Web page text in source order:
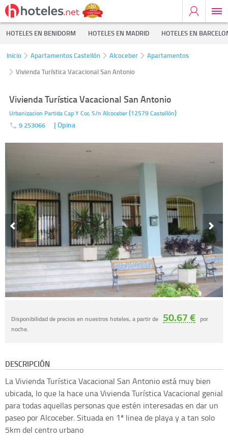
HOTELES EN BENIDORM HOTELES EN MADRID HOTELES EN
Inicio Apartamentos Castellón Alcoceber
Apartamentos
Vivienda Turística Vacacional San Antonio
Vivienda Turística Vacacional San Antonio
Urbanizacion Partida Cap Y Cor, S/n Alcoceber(12579Castellón)
9 253066 | Opina
Disponibilidad de precios en nuestros hoteles, a partir de 50.67 € por
noche.
DESCRIPCIÓN
La Vivienda Turística Vacacional San Antonio está muy bien
ubicada, lo que la hace una Vivienda Turística Vacacional genial
para todas aquellas personas que estén interesadas en dar un
paseo por Alcoceber. Situada en 1ª linea de playa y a tan solo
5km del centro urbano